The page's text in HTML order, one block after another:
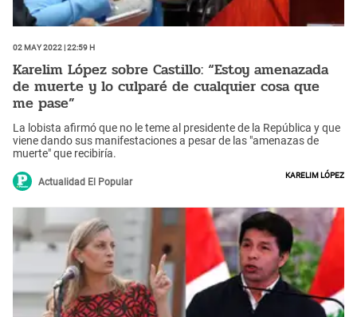
02 May 2022 | 22:59 h
Karelim López sobre Castillo: “Estoy amenazada
de muerte y lo culparé de cualquier cosa que
me pase”
La lobista afirmó que no le teme al presidente de la República y que
viene dando sus manifestaciones a pesar de las "amenazas de
muerte" que recibiría.
Actualidad El Popular
Karelim López